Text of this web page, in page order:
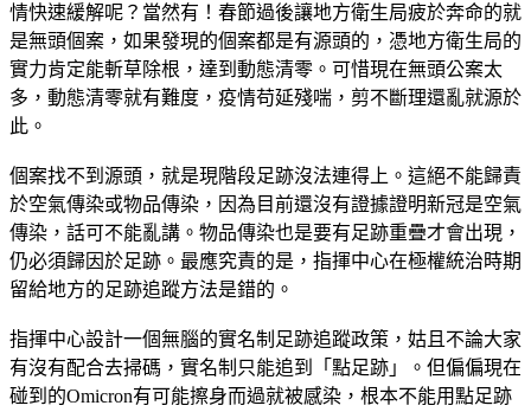
情快速緩解呢？當然有！春節過後讓地方衛生局疲於奔命的就
是無頭個案，如果發現的個案都是有源頭的，憑地方衛生局的
實力肯定能斬草除根，達到動態清零。可惜現在無頭公案太
多，動態清零就有難度，疫情苟延殘喘，剪不斷理還亂就源於
此。
個案找不到源頭，就是現階段足跡沒法連得上。這絕不能歸責
於空氣傳染或物品傳染，因為目前還沒有證據證明新冠是空氣
傳染，話可不能亂講。物品傳染也是要有足跡重疊才會出現，
仍必須歸因於足跡。最應究責的是，指揮中心在極權統治時期
留給地方的足跡追蹤方法是錯的。
指揮中心設計一個無腦的實名制足跡追蹤政策，姑且不論大家
有沒有配合去掃碼，實名制只能追到「點足跡」。但偏偏現在
碰到的Omicron有可能擦身而過就被感染，根本不能用點足跡